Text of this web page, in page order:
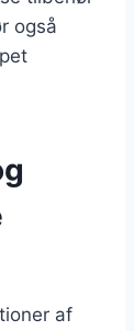
også
af